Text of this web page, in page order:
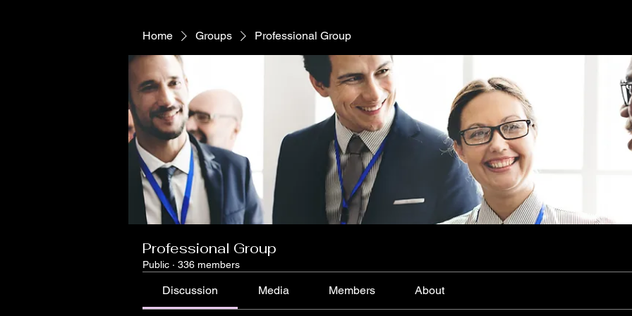
Home Groups Professional Group
Professional Group
Public · 336 members
Discussion Media Members About